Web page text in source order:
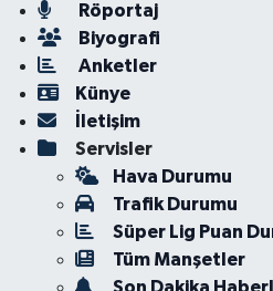
Röportaj
Biyografi
Anketler
Künye
İletişim
Servisler
Hava Durumu
Trafik Durumu
Süper Lig Puan
Tüm Manşetler
Son Dakika